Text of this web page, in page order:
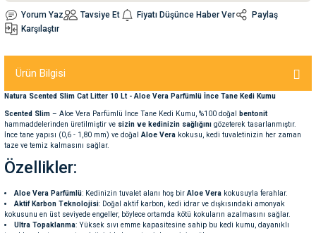
Su Kabları
Yorum Yaz Tavsiye Et Fiyatı Düşünce Haber Ver
Paylaş
Karşılaştır
Ürün Bilgisi
Natura Scented Slim Cat Litter 10 Lt - Aloe Vera Parfümlü İnce Tane Kedi Kumu
Scented Slim – Aloe Vera Parfümlü İnce Tane Kedi Kumu, %100 doğal
bentonit
hammaddelerinden üretilmiştir ve sizin ve kedinizin sağlığını gözeterek tasarlanmıştır.
İnce tane yapısı (0,6 - 1,80 mm) ve doğal Aloe Vera kokusu, kedi tuvaletinizin her zaman
taze ve temiz kalmasını sağlar.
Özellikler:
Aloe Vera Parfümlü: Kedinizin tuvalet alanı hoş birAloe Vera kokusuyla ferahlar.
Aktif Karbon Teknolojisi: Doğal aktif karbon, kedi idrar ve dışkısındaki amonyak
kokusunu en üst seviyede engeller, böylece ortamda kötü kokuların azalmasını sağlar.
Ultra Topaklanma: Yüksek sıvı emme kapasitesine sahip bu kedi kumu, dayanıklı